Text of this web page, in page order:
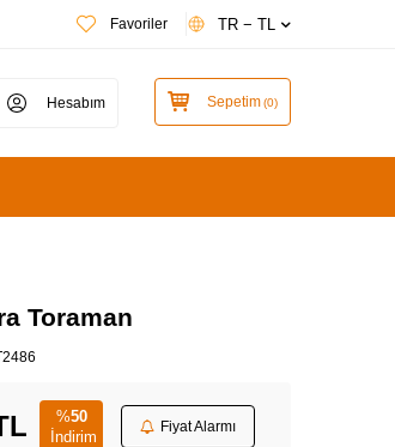
Favoriler TR − TL
Hesabım Sepetim(0)
Toraman
%50
İndirim
Fiyat Alarmı